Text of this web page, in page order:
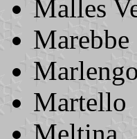
Malles
Marebbe
Marlengo
Martello
Meltina